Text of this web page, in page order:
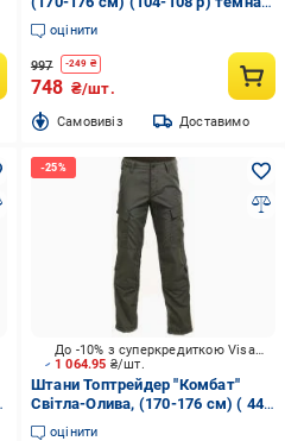
олива р.L
оцінити
997 -249 ₴
748 ₴/шт.
Cамовивіз Доставимо
1 064.95 ₴/шт.
До -10% з суперкредиткою Visa Вигода
Штани Топтрейдер "Комбат"
Світла-Олива, (170-176 см) ( 44-
46 р) р.S
оцінити